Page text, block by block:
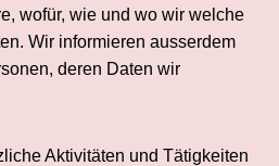
wofür, wie und wo wir welche
Wir informieren ausserdem
deren Daten wir
Aktivitäten und Tätigkeiten